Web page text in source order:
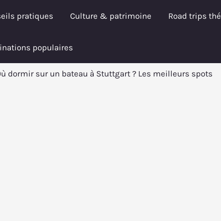
pratiques Culture & patrimoine Road trips
populaires
dormir sur un bateau à Stuttgart ? Les meilleurs spots